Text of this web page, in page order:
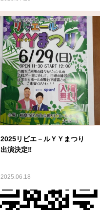
2025リビエ－ルＹＹまつり
出演決定‼
2025.06.18